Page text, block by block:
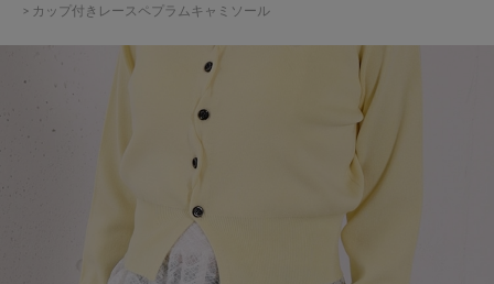
> カップ付きレースペプラムキャミソール